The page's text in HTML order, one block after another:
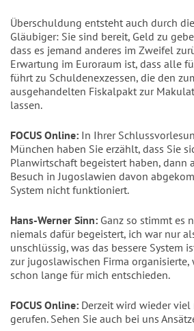
Überschuldung entsteht auch durch
Gläubiger: Sie sind bereit, Geld zu
dass es jemand anderes im Zweifel
Erwartung im Euroraum ist, dass alle
führt zu Schuldenexzessen, die den
ausgehandelten Fiskalpakt zur
lassen.
FOCUS Online: In Ihrer
München haben Sie erzählt, dass Sie
Planwirtschaft begeistert haben, dann
Besuch in Jugoslawien davon
System nicht funktioniert.
Hans-Werner Sinn: Ganz so stimmt es
niemals dafür begeistert, ich war nur
unschlüssig, was das bessere System
zur jugoslawischen Firma organisierte,
schon lange für mich entschieden.
FOCUS Online: Derzeit wird wieder viel
gerufen. Sehen Sie auch bei uns